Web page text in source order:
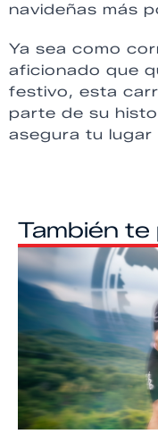
navideñas más
Ya sea como
aficionado que
festivo, esta
parte de su
asegura tu lugar
También